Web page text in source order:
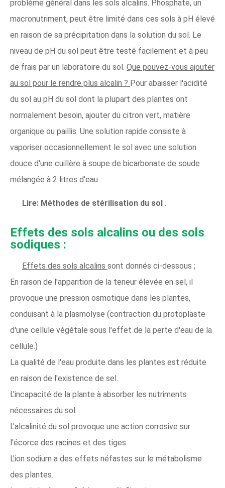
problème général dans les sols alcalins. Phosphate, un
macronutriment, peut être limité dans ces sols à pH élevé
en raison de sa précipitation dans la solution du sol. Le
niveau de pH du sol peut être testé facilement et à peu
de frais par un laboratoire du sol. Que pouvez-vous ajouter
au sol pour le rendre plus alcalin ? Pour abaisser l'acidité
du sol au pH du sol dont la plupart des plantes ont
normalement besoin, ajouter du citron vert, matière
organique ou paillis. Une solution rapide consiste à
vaporiser occasionnellement le sol avec une solution
douce d'une cuillère à soupe de bicarbonate de soude
mélangée à 2 litres d'eau.
Lire: Méthodes de stérilisation du sol .
Effets des sols alcalins ou des sols
sodiques :
Effets des sols alcalins sont donnés ci-dessous ;
En raison de l'apparition de la teneur élevée en sel, il
provoque une pression osmotique dans les plantes,
conduisant à la plasmolyse (contraction du protoplaste
d'une cellule végétale sous l'effet de la perte d'eau de la
cellule.)
La qualité de l'eau produite dans les plantes est réduite
en raison de l'existence de sel.
L'incapacité de la plante à absorber les nutriments
nécessaires du sol.
L'alcalinité du sol provoque une action corrosive sur
l'écorce des racines et des tiges.
L'ion sodium a des effets néfastes sur le métabolisme
des plantes.